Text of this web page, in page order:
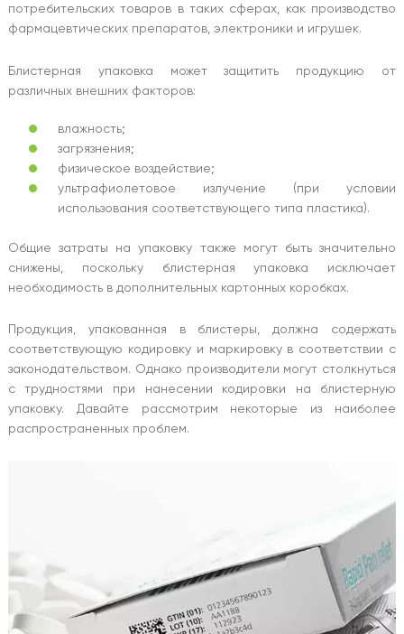
потребительских товаров в таких сферах, как производство
фармацевтических препаратов, электроники и игрушек.
Блистерная упаковка может защитить продукцию от
различных внешних факторов:
влажность;
загрязнения;
физическое воздействие;
ультрафиолетовое излучение (при условии
использования соответствующего типа пластика).
Общие затраты на упаковку также могут быть значительно
снижены, поскольку блистерная упаковка исключает
необходимость в дополнительных картонных коробках.
Продукция, упакованная в блистеры, должна содержать
соответствующую кодировку и маркировку в соответствии с
законодательством. Однако производители могут столкнуться
с трудностями при нанесении кодировки на блистерную
упаковку. Давайте рассмотрим некоторые из наиболее
распространенных проблем.